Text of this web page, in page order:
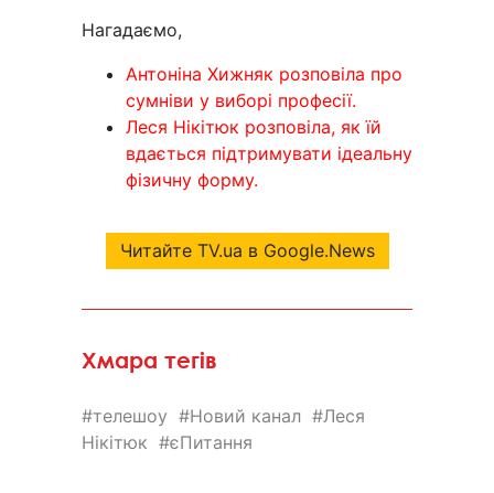
Нагадаємо,
Антоніна Хижняк розповіла про
сумніви у виборі професії.
Леся Нікітюк розповіла, як їй
вдається підтримувати ідеальну
фізичну форму.
Читайте TV.ua в Google.News
Хмара тегів
телешоу Новий канал
Леся
Нікітюк
єПитання